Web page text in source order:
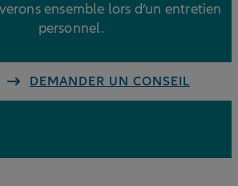
ensemble lors d’un entretien
personnel.
DEMANDER UN CONSEIL